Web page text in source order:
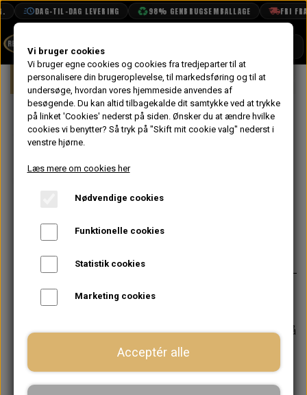
DAG-TIL-DAG LEVERING 98% GENBRUGSEMBALLAGE FRI
BOOK TID
PROJEKTER
TEKNISK DATA
VANDPOLERING
Forside Mini Elektrisk System Lygter &
På lager
Ledning til
Parabol uden
Positionslys
88,80 kr.
Ledning/fatning til forlygter
Forventet leveringstid:Varen er på
lager. 1-2 dages leveringstid
− +
Vi bruger cookies
Vi bruger egne cookies og cookies fra tredjeparter til at
personalisere din brugeroplevelse, til markedsføring og til at
undersøge, hvordan vores hjemmeside anvendes af
besøgende. Du kan altid tilbagekalde dit samtykke ved at trykke
på linket 'Cookies' nederst på siden. Ønsker du at ændre hvilke
cookies vi benytter? Så tryk på "Skift mit cookie valg" nederst i
venstre hjørne.
Læs mere om cookies her
Nødvendige cookies
Funktionelle cookies
Statistik cookies
Marketing cookies
Acceptér alle